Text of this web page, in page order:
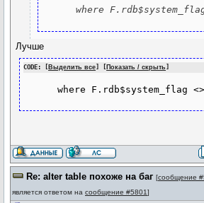
where
Лучше
CODE: [ Выделить все Показать / скрыть
where F.rdb$system_flag <>
Re: alter table похоже на баг [сообщение
является ответом на сообщение #5801]